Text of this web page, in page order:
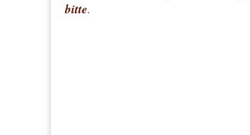
bitte.